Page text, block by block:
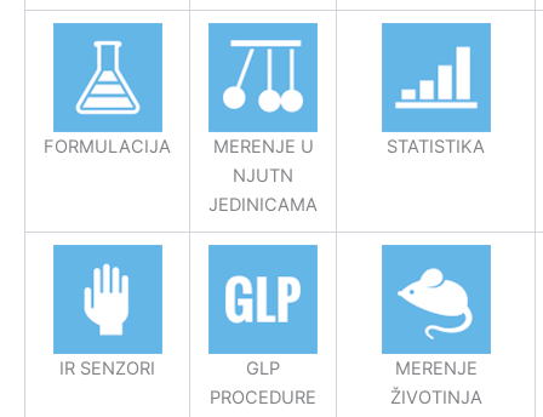
FORMULACIJA
MERENJE U
NJUTN
JEDINICAMA
STATISTIKA
IR SENZORI
GLP
PROCEDURE
MERENJE
ŽIVOTINJA